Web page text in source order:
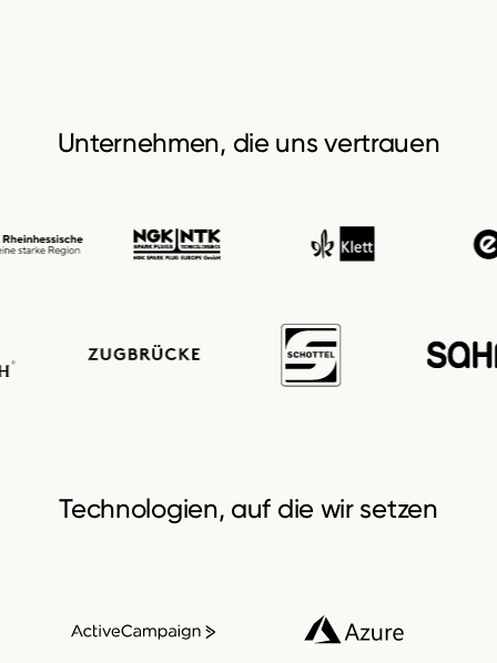
Unternehmen, die uns vertrauen
Technologien, auf die wir setzen